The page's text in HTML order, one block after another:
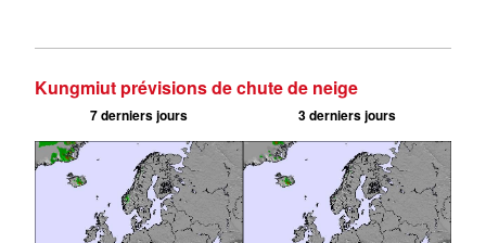
Kungmiut prévisions de chute de neige
7 derniers jours 3 derniers jours